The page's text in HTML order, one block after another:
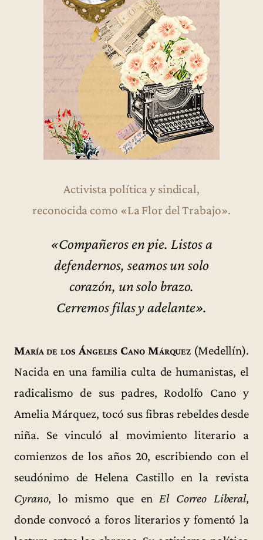
Activista política y sindical,
reconocida como «La Flor del Trabajo».
«Compañeros en pie. Listos a
defendernos, seamos un solo
corazón, un solo brazo.
Cerremos filas y adelante».
María de los Ángeles Cano Márquez (Medellín).
Nacida en una familia culta de humanistas, el
radicalismo de sus padres, Rodolfo Cano y
Amelia Márquez, tocó sus fibras rebeldes desde
niña. Se vinculó al movimiento literario a
comienzos de los años 20, escribiendo con el
seudónimo de Helena Castillo en la revista
Cyrano, lo mismo que enEl Correo Liberal,
donde convocó a foros literarios y fomentó la